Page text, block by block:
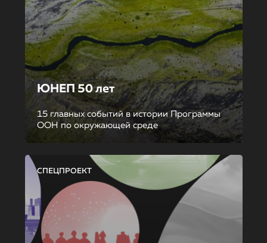
ЮНЕП 50 лет
15 главных событий в истории Программы
ООН по окружающей среде
СПЕЦПРОЕКТ